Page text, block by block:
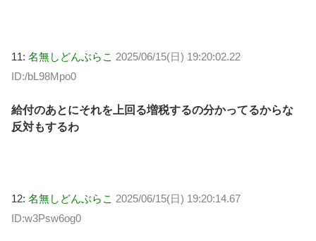
11: 名無しどんぶらこ 2025/06/15(日) 19:20:02.22
ID:/bL98Mpo0
給付のあとにそれを上回る増税するの分かってるからな
反対もするわ
12: 名無しどんぶらこ 2025/06/15(日) 19:20:14.67
ID:w3Psw6og0